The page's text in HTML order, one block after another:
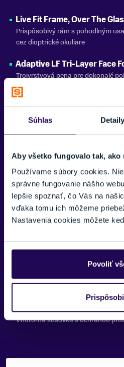
Súhlas Detaily
Aby všetko fungovalo tak, ako
Používame súbory cookies.
správne fungovanie nášho
lepšie spoznať, čo Vás na
vďaka tomu ich môžeme
Nastavenia cookies môžete
Povoliť
VETRANIE
Áno
SLNEČNO
ANTIFOG
Áno
FARBA
Ružová
ZNAČKA
Live Fit Frame, Over The
Prispôsobivý rám s pohodlným
cez dioptrické okuliare
Adaptive LF Tri-Layer Face
Trojvrstvová pena pre dokonalé
Vent Foam, Silicone-coated
Ventilačná pena a silikónový
Flash Lens Technology
Technológia zorníkov so
ochranu
Cylindrical Double Lens
Dvojitý cylindrický zorník pre širšie
Anti-scratch Outer Lens
Polykarbonátový zorník s
Vodoodpudivá vrstva na zorníku
Anti-fog Inner Lens (AC)
Vnútorná šošovka s ochranou